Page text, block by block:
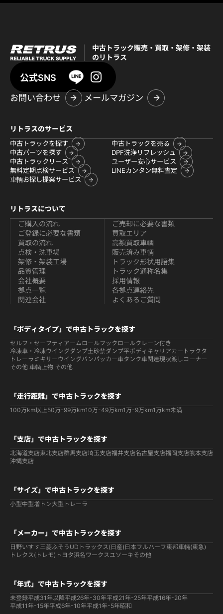
中古トラック販売・買取・架修・架装
のリトラス
公式SNS
お問い合わせ
メールマガジン
リトラスのサービス
中古トラックを探す
中古トラックを売る
中古パーツを探す
DPF洗浄リフレッシュ
中古トラックリース
ユーザー安心サービス
無料定期点検サービス
LINEカンタン無料査定
車輌お探し提案サービス
リトラスについて
ご購入の流れ
ご登録に必要な書類
買取の流れ
ご売却に必要な書類
買取エリア
高額買取車輌
点検・洗車場
架修・架装工場
品質管理
販売済み車輌
トラック形状用語集
トラック通称名集
会社概要
拠点一覧
関連会社
採用情報
各拠点連絡先
よくあるご質問
「ボディタイプ」で中古トラックを探す
セルフ・セーフティ アームロールフックロールクレーン付き
冷凍車・冷凍ウイングダンプ土砂禁ダンプ平ボディ キャリアカー トラクタ
トレーラ ミキサーウイングバンパッカー車タンク車関連現状渡しコーナー
その他 車輌上物 その他
「走行距離」で中古トラックを探す
100万km以上50万-99万km10万-49万km1万-9万km1万km未満
「支店」で中古トラックを探す
北海道支店東北支店群馬支店埼玉支店福井支店名古屋支店福岡支店熊本支店
沖縄支店
「サイズ」で中古トラックを探す
小型中型増トン大型 トレーラ
「メーカー」で中古トラックを探す
日野いすゞ 三菱ふそう UDトラックス(日産) 日本フルハーフ 東邦車輛(東急)
トレクス(トレモ) トヨタ浜名ワークスユソーキその他
「年式」で中古トラックを探す
未登録平成31年以降平成26年-30年平成21年-25年平成16年-20年
平成11年-15年平成6年-10年平成1年-5年昭和